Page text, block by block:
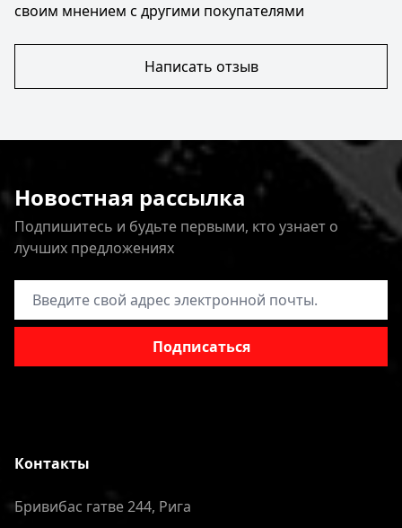
своим мнением с другими покупателями
Написать отзыв
Новостная рассылка
Подпишитесь и будьте первыми, кто узнает о
лучших предложениях
Адрес электронной почты
Подписаться
Контакты
Бривибас гатве 244, Рига